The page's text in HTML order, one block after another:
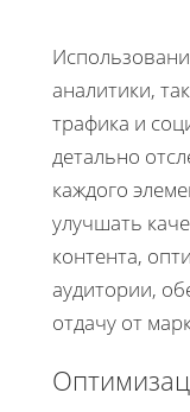
аналитики,
трафика и
детально
каждого
улучшать
контента,
аудитории,
отдачу от